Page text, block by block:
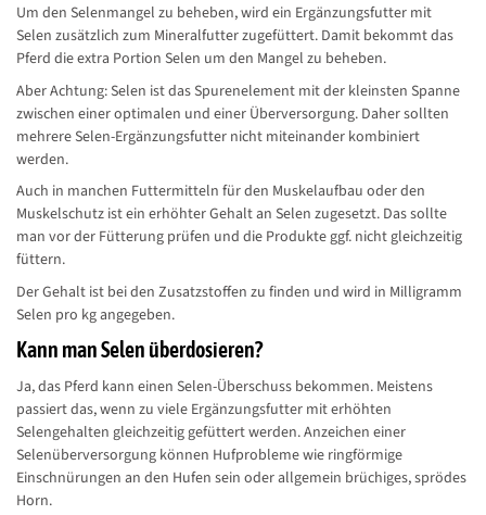
Um den Selenmangel zu beheben, wird ein Ergänzungsfutter mit
Selen zusätzlich zum Mineralfutter zugefüttert. Damit bekommt das
Pferd die extra Portion Selen um den Mangel zu beheben.
Aber Achtung: Selen ist das Spurenelement mit der kleinsten Spanne
zwischen einer optimalen und einer Überversorgung. Daher sollten
mehrere Selen-Ergänzungsfutter nicht miteinander kombiniert
werden.
Auch in manchen Futtermitteln für den Muskelaufbau oder den
Muskelschutz ist ein erhöhter Gehalt an Selen zugesetzt. Das sollte
man vor der Fütterung prüfen und die Produkte ggf. nicht gleichzeitig
füttern.
Der Gehalt ist bei den Zusatzstoffen zu finden und wird in Milligramm
Selen pro kg angegeben.
Kann man Selen überdosieren?
Ja, das Pferd kann einen Selen-Überschuss bekommen. Meistens
passiert das, wenn zu viele Ergänzungsfutter mit erhöhten
Selengehalten gleichzeitig gefüttert werden. Anzeichen einer
Selenüberversorgung können Hufprobleme wie ringförmige
Einschnürungen an den Hufen sein oder allgemein brüchiges, sprödes
Horn.